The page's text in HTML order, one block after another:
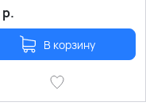
р.
В корзину